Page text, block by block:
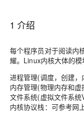
1 介绍
每个程序员对于阅读内
耀。 Linux内核大体的
进程管理(调度，创建
内存管理(物理内存和虚
文件系统(虚拟文件系
内核协议栈： 可参考网